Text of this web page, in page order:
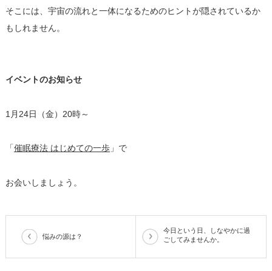
そこには、宇宙の流れと一体になるためのヒントが隠されているか
もしれません。
イベントのお知らせ
1 月24日（金）20時～
「​催眠療法 はじめての一歩​」で
お会いしましょう。
悩みの源は？
今日という日、しなやかに過
ごしてみませんか。